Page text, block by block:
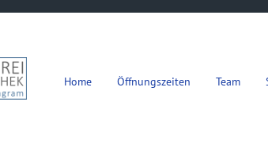
Home Öffnungszeiten Team